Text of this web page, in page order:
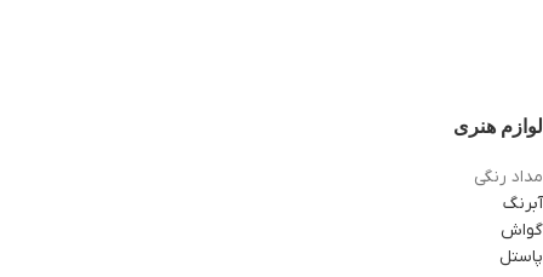
لوازم هنری
مداد رنگی
آبرنگ
گواش
پاستل